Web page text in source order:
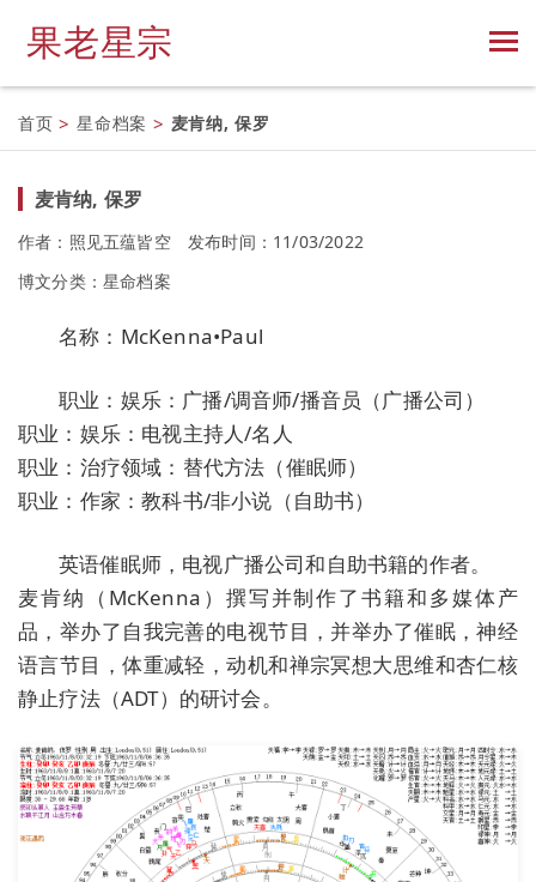
果老星宗
首页 > 星命档案 > 麦肯纳, 保罗
麦肯纳, 保罗
作者：照见五蕴皆空
发布时间：11/03/2022
博文分类： 星命档案
名称：McKenna•Paul
职业：娱乐：广播/调音师/播音员（广播公司）
职业：娱乐：电视主持人/名人
职业：治疗领域：替代方法（催眠师）
职业：作家：教科书/非小说（自助书）
英语催眠师，电视广播公司和自助书籍的作者。
麦肯纳（McKenna）撰写并制作了书籍和多媒体产
品，举办了自我完善的电视节目，并举办了催眠，神经
语言节目，体重减轻，动机和禅宗冥想大思维和杏仁核
静止疗法（ADT）的研讨会。